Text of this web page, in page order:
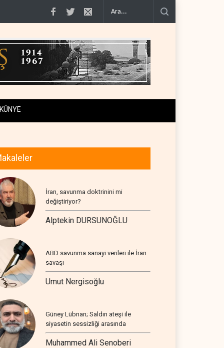
Yemen Kızıldeniz kuzeyinde Suudi petrol tankerini vurdu..
KÜNYE
İran, savunma doktrinini mi
değiştiriyor?
Alptekin DURSUNOĞLU
ABD savunma sanayi verileri ile İran
savaşı
Umut Nergisoğlu
Güney Lübnan; Saldırı ateşi ile
siyasetin sessizliği arasında
Muhammed Ali Senoberi